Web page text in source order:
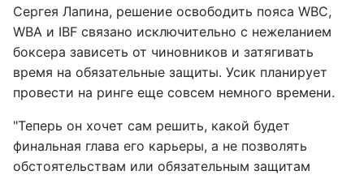
Сергея Лапина, решение освободить пояса WBC,
WBA и IBF связано исключительно с нежеланием
боксера зависеть от чиновников и затягивать
время на обязательные защиты. Усик планирует
провести на ринге еще совсем немного времени.
"Теперь он хочет сам решить, какой будет
финальная глава его карьеры, а не позволять
обстоятельствам или обязательным защитам